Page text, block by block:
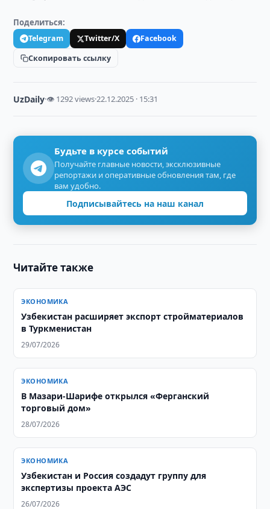
Поделиться:
Telegram Twitter/X
Facebook
Скопировать ссылку
UzDaily·👁 1292 views·22.12.2025 · 15:31
Будьте в курсе событий
Получайте главные новости, эксклюзивные
репортажи и оперативные обновления там, где
вам удобно.
Подписывайтесь на наш канал
Читайте также
ЭКОНОМИКА
Узбекистан расширяет экспорт стройматериалов
в Туркменистан
29/07/2026
ЭКОНОМИКА
В Мазари-Шарифе открылся «Ферганский
торговый дом»
28/07/2026
ЭКОНОМИКА
Узбекистан и Россия создадут группу для
экспертизы проекта АЭС
26/07/2026